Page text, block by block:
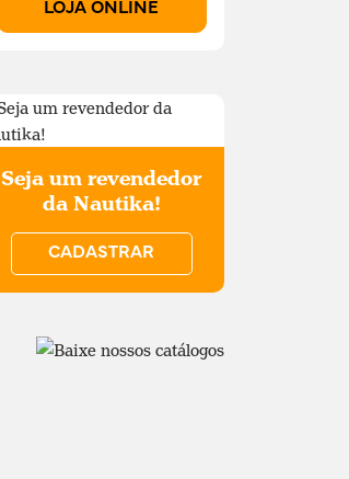
LOJA ONLINE
Seja um revendedor
da Nautika!
CADASTRAR